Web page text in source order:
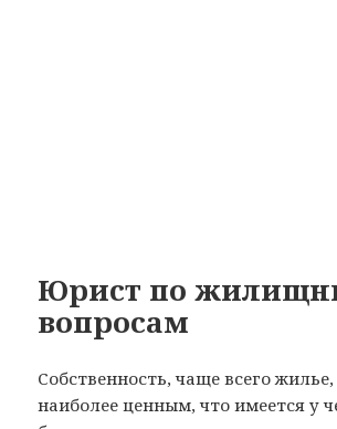
Юрист по
вопросам
Собственность, чаще всего
наиболее ценным, что имеется у